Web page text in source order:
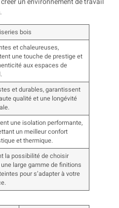
bois
et chaleureuses,
une touche de prestige et
aux espaces de
et durables, garantissent
qualité et une longévité
une isolation performante,
un meilleur confort
et thermique.
la possibilité de choisir
large gamme de finitions
pour s’adapter à votre